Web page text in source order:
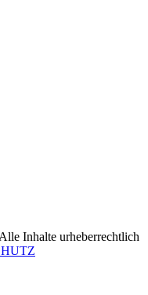
Inhalte urheberrechtlich